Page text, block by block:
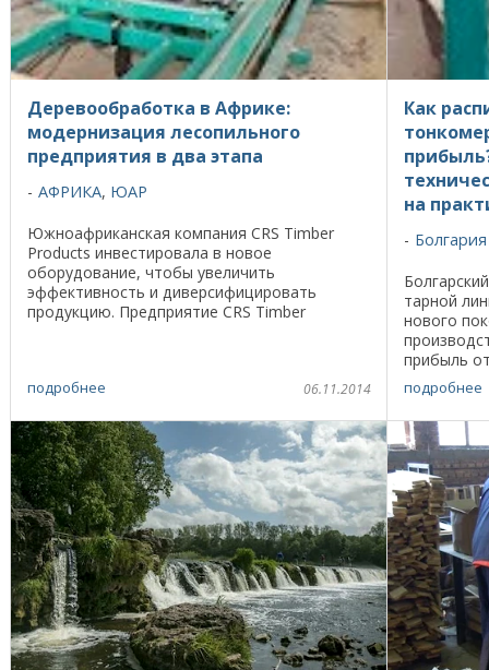
Деревообработка в Африке:
модернизация лесопильного
предприятия в два этапа
АФРИКА, ЮАР
Южноафриканская компания CRS Timber
Products инвестировала в новое
оборудование, чтобы увеличить
эффективность и диверсифицировать
продукцию. Предприятие CRS Timber
подробнее 06.11.2014
Как
на
Болгария
тарной
нового
прибыль
такое
него ...
подробнее